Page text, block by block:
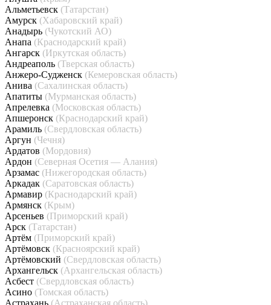
Альметьевск (Татарстан)
Амурск (Хабаровский край)
Анадырь (Чукотский АО)
Анапа (Краснодарский край)
Ангарск (Иркутская область)
Андреаполь (Тверская область)
Анжеро-Судженск (Кемеровская область)
Анива (Сахалинская область)
Апатиты (Мурманская область)
Апрелевка (Московская область)
Апшеронск (Краснодарский край)
Арамиль (Свердловская область)
Аргун (Чечня)
Ардатов (Мордовия)
Ардон (Северная Осетия — Алания)
Арзамас (Нижегородская область)
Аркадак (Саратовская область)
Армавир (Краснодарский край)
Армянск (Крым)
Арсеньев (Приморский край)
Арск (Татарстан)
Артём (Приморский край)
Артёмовск (Красноярский край)
Артёмовский (Свердловская область)
Архангельск (Архангельская область)
Асбест (Свердловская область)
Асино (Томская область)